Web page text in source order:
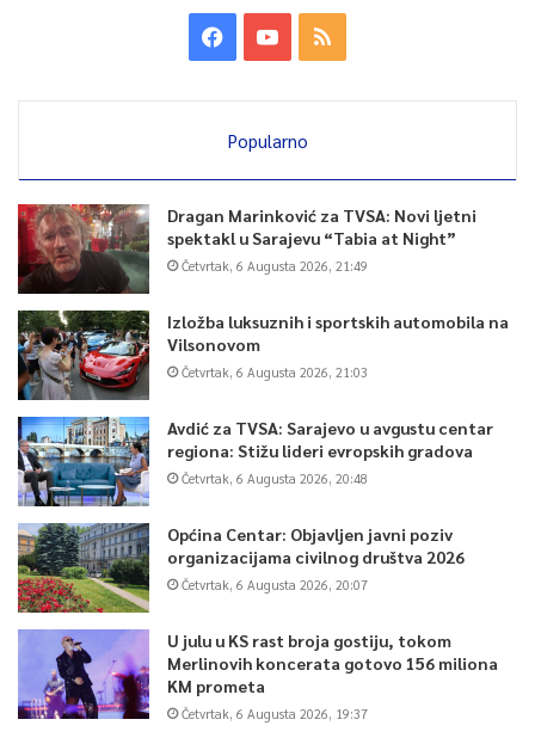
Popularno
Dragan Marinković za TVSA: Novi ljetni
spektakl u Sarajevu “Tabia at Night”
Četvrtak, 6 Augusta 2026, 21:49
Izložba luksuznih i sportskih automobila na
Vilsonovom
Četvrtak, 6 Augusta 2026, 21:03
Avdić za TVSA: Sarajevo u avgustu centar
regiona: Stižu lideri evropskih gradova
Četvrtak, 6 Augusta 2026, 20:48
Općina Centar: Objavljen javni poziv
organizacijama civilnog društva 2026
Četvrtak, 6 Augusta 2026, 20:07
U julu u KS rast broja gostiju, tokom
Merlinovih koncerata gotovo 156 miliona
KM prometa
Četvrtak, 6 Augusta 2026, 19:37